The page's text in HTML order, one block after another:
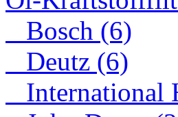
Bosch (6)
Deutz (6)
International